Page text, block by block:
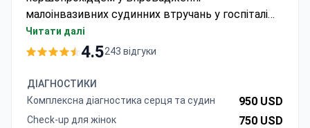
малоінвазивних судинних втручань у госпіталі
Хісар, акредитованому JCI. Вартість
встановлення стент-графта становить близько
денне перебування в стаціонарі, трансфер та
послуги перекладача на понад 15 мов. Щороку
госпіталь приймає понад 500 000 пацієнтів, а
Читати далі
4.5243 відгуки
ДІАГНОСТИКИ
Комплексна діагностика серця та судин
950 USD
Check-up для жінок 750 USD